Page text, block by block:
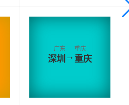
广东
深圳→
重庆
重庆